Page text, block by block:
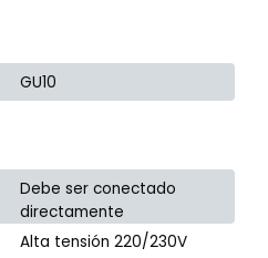
GU10
Debe ser conectado
directamente
Alta tensión 220/230V